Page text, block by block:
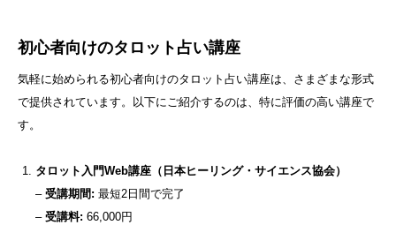
初心者向けのタロット占い講座
気軽に始められる初心者向けのタロット占い講座は、さまざまな形式
で提供されています。以下にご紹介するのは、特に評価の高い講座で
す。
タロット入門Web講座（日本ヒーリング・サイエンス協会）
– 受講期間: 最短2日間で完了
– 受講料: 66,000円